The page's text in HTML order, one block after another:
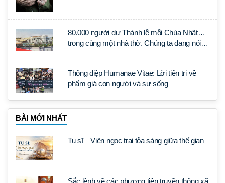
80.000 người dự Thánh lễ mỗi Chúa Nhật…
trong cùng một nhà thờ. Chúng ta đang nói
Thông điệp Humanae Vitae: Lời tiên tri về
phẩm giá con người và sự sống
BÀI MỚI NHẤT
Tu sĩ – Viên ngọc trai tỏa sáng giữa thế gian